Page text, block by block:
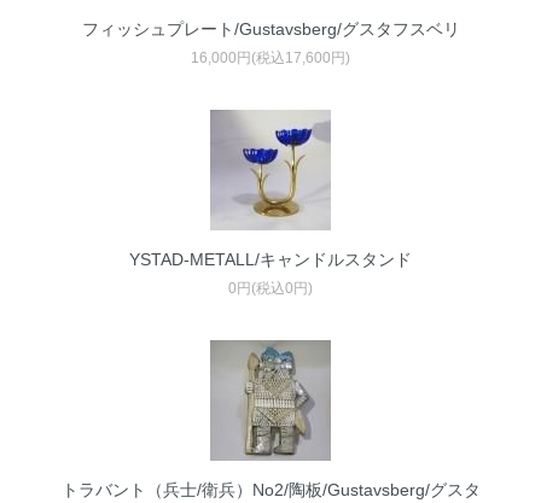
フィッシュプレート/Gustavsberg/グスタフスベリ
16,000円(税込17,600円)
YSTAD-METALL/キャンドルスタンド
0円(税込0円)
トラバント（兵士/衛兵）No2/陶板/Gustavsberg/グスタ